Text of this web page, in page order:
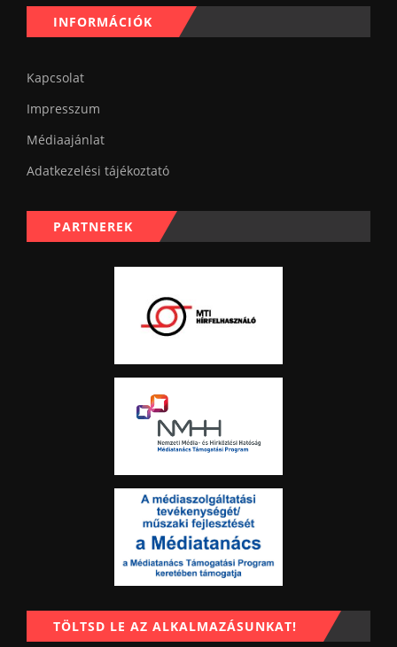
INFORMÁCIÓK
Kapcsolat
Impresszum
Médiaajánlat
Adatkezelési tájékoztató
PARTNEREK
TÖLTSD LE AZ ALKALMAZÁSUNKAT!